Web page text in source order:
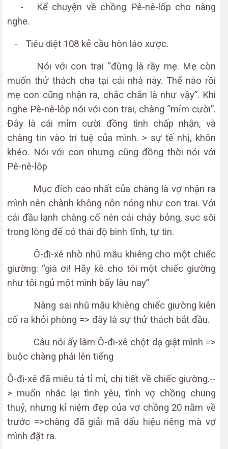
- Kể chuyện về chồng Pê-nê-lốp cho nàng
nghe.
- Tiêu diệt 108 kẻ cầu hôn láo xược.
Nói với con trai “đừng là rầy mẹ. Mẹ còn
muốn thử thách cha tại cái nhà này. Thế nào rồi
mẹ con cũng nhận ra, chắc chắn là như vậy”. Khi
nghe Pê-nê-lôp nói với con trai, chàng “mỉm cười”.
Đây là cái mỉm cười đồng tình chấp nhận, và
chàng tin vào trí tuệ của mình. > sự tế nhị, khôn
khéo. Nói với con nhưng cũng đồng thời nói với
Pê-nê-lôp
Mục đích cao nhất của chàng là vợ nhận ra
mình nên chành không nôn nóng như con trai. Với
cái đầu lạnh chàng cố nén cái cháy bỏng, sục sôi
trong lòng để có thái độ bình tĩnh, tự tin.
Ô-đi-xê nhờ nhũ mẫu khiêng cho một chiếc
giường: “già ơi! Hãy kê cho tôi một chiếc giường
như tôi ngủ một mình bấy lâu nay”
Nàng sai nhũ mẫu khiêng chiếc giường kiên
cố ra khỏi phòng => đây là sự thử thách bắt đầu.
Câu nói ấy làm Ô-đi-xê chột dạ giật mình =>
buộc chàng phải lên tiếng
Ô-đi-xê đã miêu tả tỉ mỉ, chi tiết về chiếc giường.--
> muốn nhắc lại tình yêu, tình vợ chồng chung
thuỷ, nhưng kỉ niệm đẹp của vợ chồng 20 năm về
trước =>chàng đã giải mã dấu hiệu riêng mà vợ
mình đặt ra.